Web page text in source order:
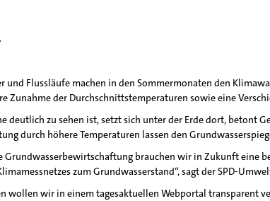
und Flussläufe machen in den Sommermonaten den
Zunahme der Durchschnittstemperaturen sowie eine
deutlich zu sehen ist, setzt sich unter der Erde dort, betont
durch höhere Temperaturen lassen den
Grundwasserbewirtschaftung brauchen wir in Zukunft eine
zum Grundwasserstand“, sagt der SPD-
wollen wir in einem tagesaktuellen Webportal